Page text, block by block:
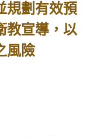
規劃有效預
教宣導，以
風險